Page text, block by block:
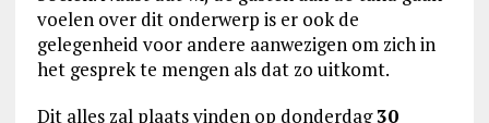
voelen over dit onderwerp is er ook de
gelegenheid voor andere aanwezigen om zich in
het gesprek te mengen als dat zo uitkomt.
Dit alles zal plaats vinden op donderdag30